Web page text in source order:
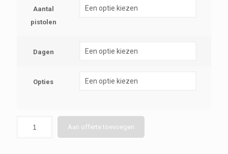
Aantal
pistolen
Dagen
Opties
Aan offerte toevoegen